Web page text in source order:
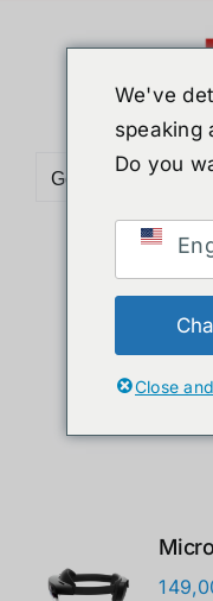
Go to...
Sort by
Show12
We've
speaking
Do you
Close